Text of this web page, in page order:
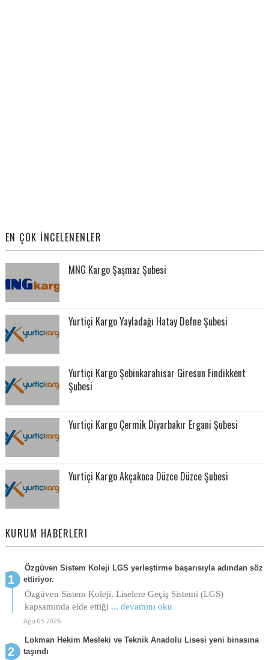
EN ÇOK İNCELENENLER
MNG Kargo Şaşmaz Şubesi
Yurtiçi Kargo Yayladağı Hatay Defne Şubesi
Yurtiçi Kargo Şebinkarahisar Giresun Findikkent
Şubesi
Yurtiçi Kargo Çermik Diyarbakır Ergani Şubesi
Yurtiçi Kargo Akçakoca Düzce Düzce Şubesi
KURUM HABERLERI
Özgüven Sistem Koleji LGS yerleştirme başarısıyla adından söz
ettiriyor.
Özgüven Sistem Koleji, Liselere Geçiş Sistemi (LGS)
kapsamında elde ettiği ... devamını oku
Ağu 05 2026
Lokman Hekim Mesleki ve Teknik Anadolu Lisesi yeni binasına
taşındı